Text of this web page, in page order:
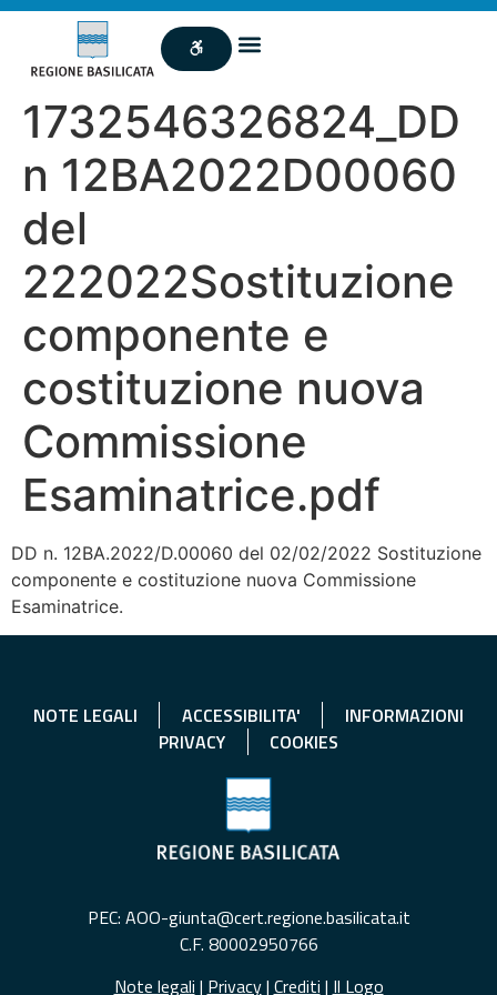
1732546326824_DD
n 12BA2022D00060
del
222022Sostituzione
componente e
costituzione nuova
Commissione
Esaminatrice.pdf
DD n. 12BA.2022/D.00060 del 02/02/2022 Sostituzione
componente e costituzione nuova Commissione
Esaminatrice.
NOTE LEGALI ACCESSIBILITA'
INFORMAZIONI
PRIVACY
COOKIES
PEC: AOO-giunta@cert.regione.basilicata.it
C.F. 80002950766
Note legali | Privacy| Crediti | Il Logo